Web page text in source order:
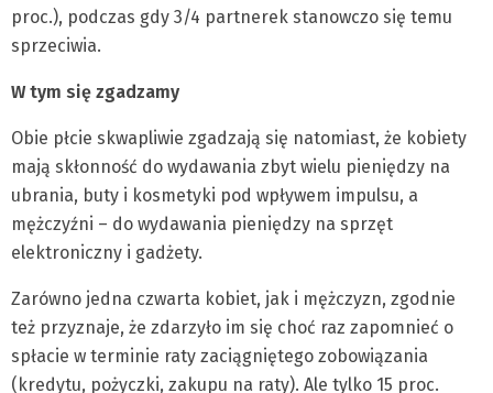
proc.), podczas gdy 3/4 partnerek stanowczo się temu
sprzeciwia.
W tym się zgadzamy
Obie płcie skwapliwie zgadzają się natomiast, że kobiety
mają skłonność do wydawania zbyt wielu pieniędzy na
ubrania, buty i kosmetyki pod wpływem impulsu, a
mężczyźni – do wydawania pieniędzy na sprzęt
elektroniczny i gadżety.
Zarówno jedna czwarta kobiet, jak i mężczyzn, zgodnie
też przyznaje, że zdarzyło im się choć raz zapomnieć o
spłacie w terminie raty zaciągniętego zobowiązania
(kredytu, pożyczki, zakupu na raty). Ale tylko 15 proc.